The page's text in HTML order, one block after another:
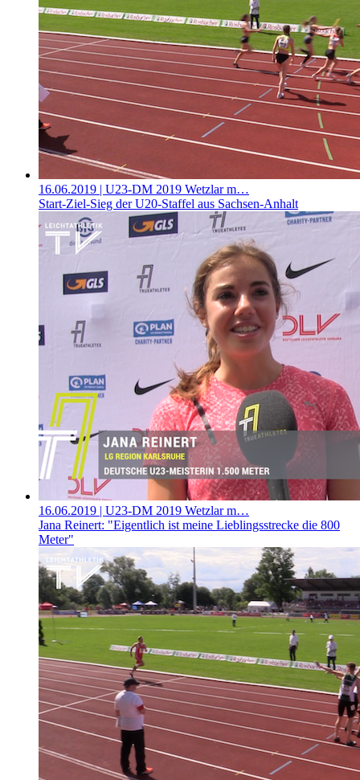
16.06.2019 | U23-DM 2019 Wetzlar m…
Start-Ziel-Sieg der U20-Staffel aus Sachsen-Anhalt
16.06.2019 | U23-DM 2019 Wetzlar m…
Jana Reinert: "Eigentlich ist meine Lieblingsstrecke die 800
Meter"